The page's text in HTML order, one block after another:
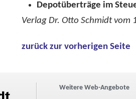
Depotüberträge im
Verlag Dr. Otto Schmidt vom
zurück zur vorherigen Seite
Weitere Web-Angebote